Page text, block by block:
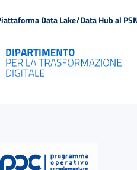
Data Lake/Data Hub al